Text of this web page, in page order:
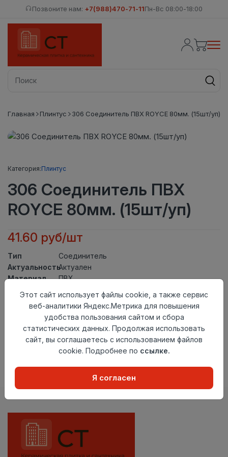
Позвоните нам: +7(988)470-71-11Пн-Вс 08:00-18:00
Главная Плинтус 306 Соединитель ПВХ ROYCE 80мм. (15шт/уп)
Категория:Плинтус
306 Соединитель ПВХ
ROYCE 80мм. (15шт/уп)
41.60 руб/шт
Тип
Соединитель
АктуальностьАктуален
Материал
ПВХ
Осталось129 шт
Добавить в корзину
Внимание! Внешний вид товара может отличаться от
представленного на настоящем сайте. Проверяйте
наличие необходимых характеристик и комплектации
Этот сайт использует файлы cookie, а также сервис
веб-аналитики Яндекс.Метрика для повышения
удобства пользования сайтом и сбора
статистических данных. Продолжая использовать
сайт, вы соглашаетесь с использованием файлов
cookie. Подробнее по ссылке.
Я согласен